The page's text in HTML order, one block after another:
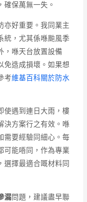
確保萬無一失。
亦好重要。我同業主
統，尤其係喺颱風季
，喺天台放置設備
免造成損壞。如果想
考維基百科關於防水
使遇到連日大雨，樓
決方案行之有效。喺
需要經驗同細心。每
可能唔同，作為專業
選擇最適合嘅材料同
漏問題，建議盡早聯